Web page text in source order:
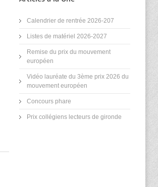
Calendrier de rentrée 2026-207
Listes de matériel 2026-2027
Remise du prix du mouvement
européen
Vidéo lauréate du 3ème prix 2026 du
mouvement européen
Concours phare
Prix collégiens lecteurs de gironde